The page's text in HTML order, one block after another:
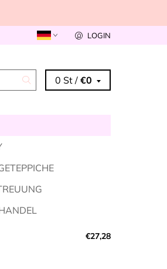
LOGIN
0 St /€0
€27,28